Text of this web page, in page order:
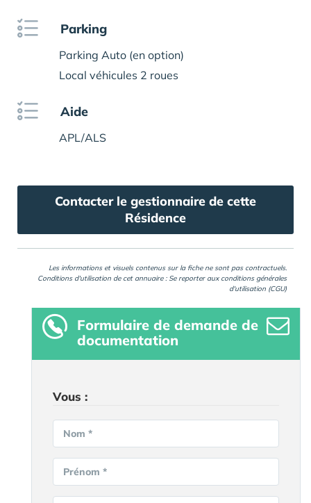
Parking
Parking Auto (en option)
Local véhicules 2 roues
Aide
APL/ALS
Contacter le gestionnaire de cette
Résidence
Les informations et visuels contenus sur la fiche ne sont pas contractuels.
Conditions d'utilisation de cet annuaire : Se reporter aux conditions générales
d'utilisation (CGU)
Formulaire de demande de
documentation
Vous :
Nom *
Prénom *